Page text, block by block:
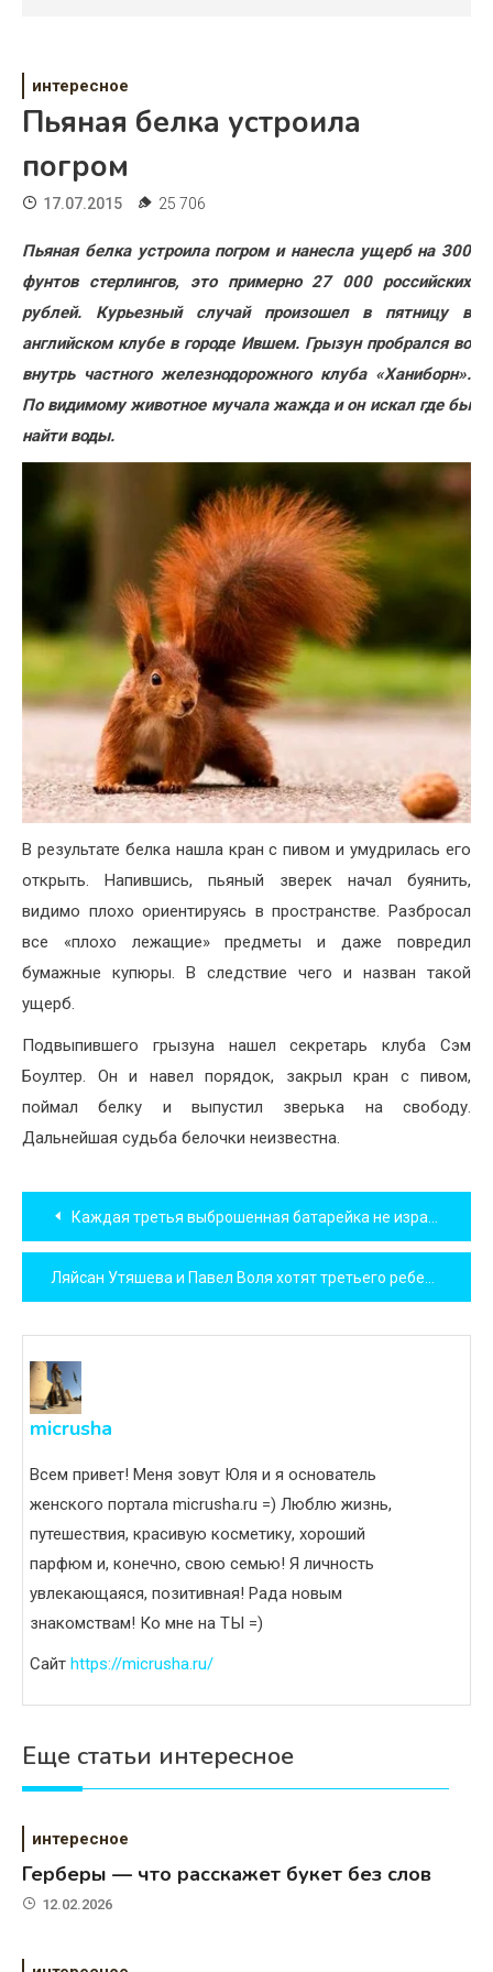
Свадьба
Жизнь
Хобби
Красота
Недвижимость
интересное
Пьяная белка устроила
погром
17.07.2015 25 706
Пьяная белка устроила погром и нанесла ущерб на 300
фунтов стерлингов, это примерно 27 000 российских
рублей. Курьезный случай произошел в пятницу в
английском клубе в городе Ившем. Грызун пробрался во
внутрь частного железнодорожного клуба «Ханиборн».
По видимому животное мучала жажда и он искал где бы
найти воды.
В результате белка нашла кран с пивом и умудрилась его
открыть. Напившись, пьяный зверек начал буянить,
видимо плохо ориентируясь в пространстве. Разбросал
все «плохо лежащие» предметы и даже повредил
бумажные купюры. В следствие чего и назван такой
ущерб.
Подвыпившего грызуна нашел секретарь клуба Сэм
Боултер. Он и навел порядок, закрыл кран с пивом,
поймал белку и выпустил зверька на свободу.
Дальнейшая судьба белочки неизвестна.
Навигация
по
записям
Каждая третья выброшенная батарейка не израсходована на 40 процентов!
Ляйсан Утяшева и Павел Воля хотят третьего ребенка
micrusha
Всем привет! Меня зовут Юля и я основатель
женского портала micrusha.ru =) Люблю жизнь,
путешествия, красивую косметику, хороший
парфюм и, конечно, свою семью! Я личность
увлекающаяся, позитивная! Рада новым
знакомствам! Ко мне на ТЫ =)
Сайт https://micrusha.ru/
Еще статьи интересное
интересное
Герберы — что расскажет букет без слов
12.02.2026